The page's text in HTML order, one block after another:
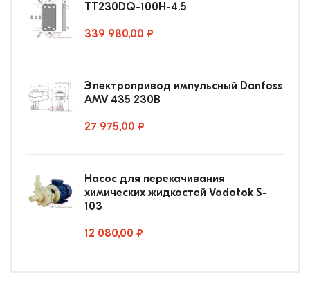
ТТ230DQ-100Н-4.5
339 980,00 ₽
Электропривод импульсный Danfoss
AMV 435 230В
27 975,00 ₽
Насос для перекачивания
химических жидкостей Vodotok S-
103
12 080,00 ₽